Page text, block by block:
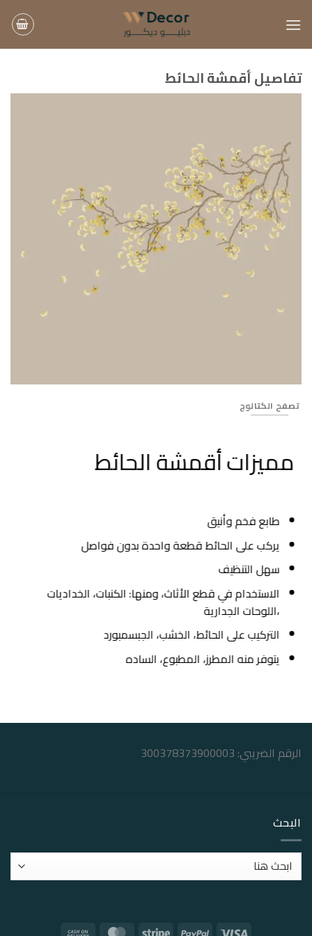
للمحتوى
تفاصيل أقمشة الحائط
تصفح الكتالوج
مميزات أقمشة الحائط
طابع فخم وأنيق
يركب على الحائط قطعة واحدة بدون فواصل
سهل التنظيف
الاستخدام في قطع الأثاث، ومنها: الكنبات، الخداديات
،اللوحات الجدارية
التركيب على الحائط، الخشب، الجبسمبورد
يتوفر منه المطرز، المطبوع، الساده
الرقم الضريبي: 300378373900003
البحث